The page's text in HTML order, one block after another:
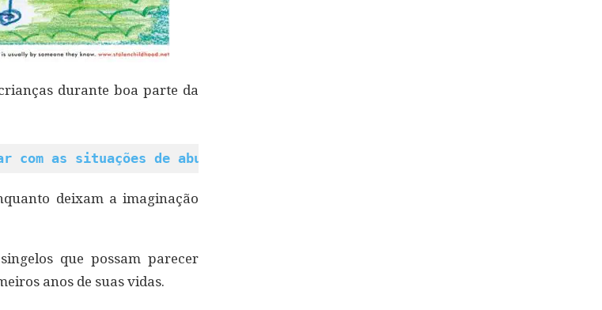
durante boa parte da
com as situações de abuso
deixam a imaginação
que possam parecer
anos de suas vidas.